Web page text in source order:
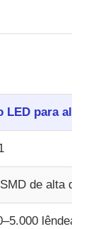
LED para
de alta
lêndeas